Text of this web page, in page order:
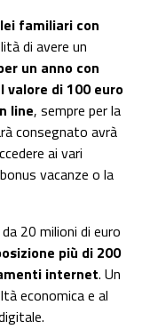
familiari con
di avere un
un anno con
valore di 100 euro
line, sempre per la
consegnato avrà
ai vari
vacanze o la
20 milioni di euro
più di 200
internet. Un
economica e al